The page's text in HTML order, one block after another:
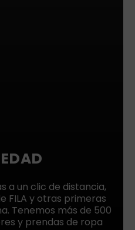
a un clic de distancia,
FILA y otras primeras
Tenemos más de 500
y prendas de ropa